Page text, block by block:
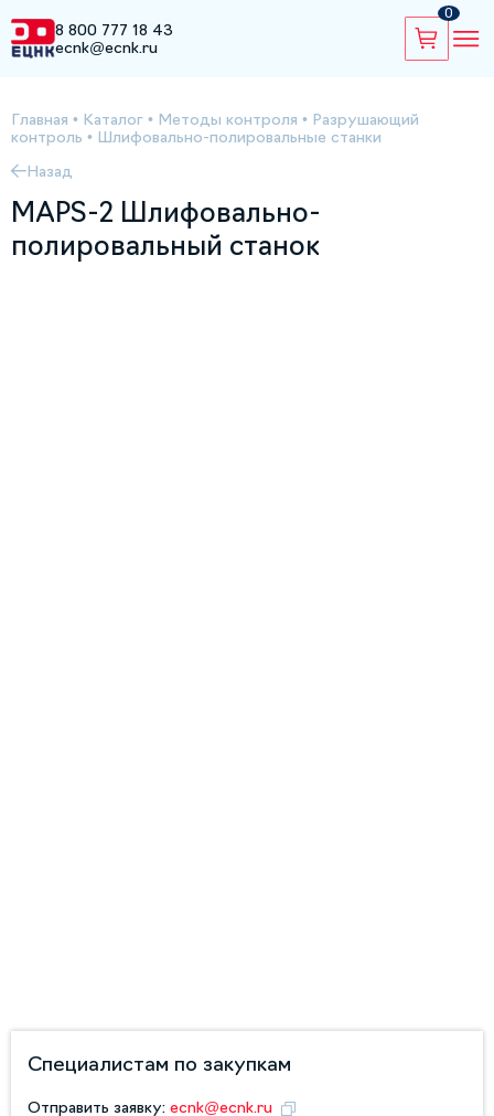
8 800 777 18 43
ecnk@ecnk.ru
0
Главная • Каталог • Методы контроля • Разрушающий
контроль • Шлифовально-полировальные станки
Назад
MAPS-2 Шлифовально-
полировальный станок
Специалистам по закупкам
Отправить заявку: ecnk@ecnk.ru